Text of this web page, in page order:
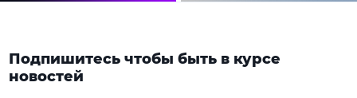
Подпишитесь чтобы быть в курсе
новостей